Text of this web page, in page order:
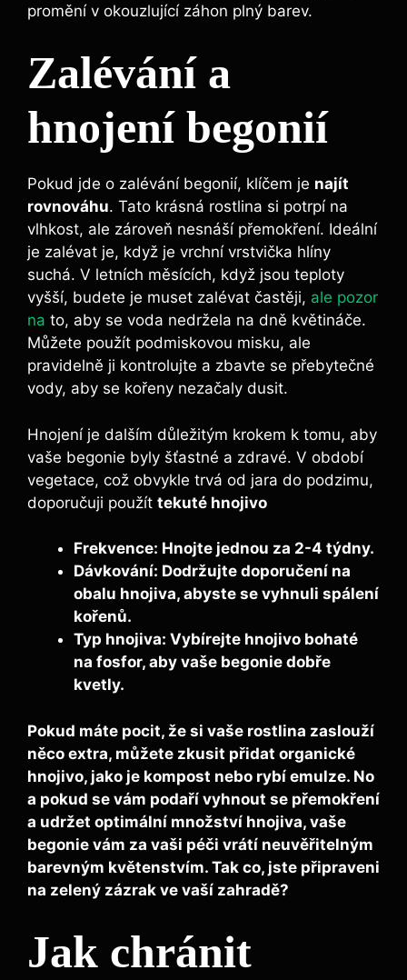
promění v okouzlující záhon plný barev.
Zalévání a
hnojení begonií
Pokud jde o zalévání begonií, klíčem je najít
rovnováhu. Tato krásná rostlina si potrpí na
vlhkost, ale zároveň nesnáší přemokření. Ideální
je zalévat je, když je vrchní vrstvička hlíny
suchá. V letních měsících, když jsou teploty
vyšší, budete je muset zalévat častěji, ale pozor
na to, aby se voda nedržela na dně květináče.
Můžete použít podmiskovou misku, ale
pravidelně ji kontrolujte a zbavte se přebytečné
vody, aby se kořeny nezačaly dusit.
Hnojení je dalším důležitým krokem k tomu, aby
vaše begonie byly šťastné a zdravé. V období
vegetace, což obvykle trvá od jara do podzimu,
doporučuji použít tekuté hnojivo
Frekvence: Hnojte jednou za 2-4 týdny.
Dávkování: Dodržujte doporučení na
obalu hnojiva, abyste se vyhnuli spálení
kořenů.
Typ hnojiva: Vybírejte hnojivo bohaté
na fosfor, aby vaše begonie dobře
kvetly.
Pokud máte pocit, že si vaše rostlina zaslouží
něco extra, můžete zkusit přidat organické
hnojivo, jako je kompost nebo rybí emulze. No
a pokud se vám podaří vyhnout se přemokření
a udržet optimální množství hnojiva, vaše
begonie vám za vaši péči vrátí neuvěřitelným
barevným květenstvím. Tak co, jste připraveni
na zelený zázrak ve vaší zahradě?
Jak chránit